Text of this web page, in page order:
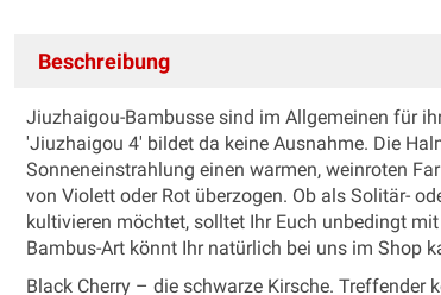
Beschreibung
Jiuzhaigou-Bambusse sind im Allgemeinen für
'Jiuzhaigou 4' bildet da keine Ausnahme. Die
Sonneneinstrahlung einen warmen, weinroten
von Violett oder Rot überzogen. Ob als Solitär-
kultivieren möchtet, solltet Ihr Euch unbedingt
Bambus-Art könnt Ihr natürlich bei uns im Shop
Black Cherry – die schwarze Kirsche.